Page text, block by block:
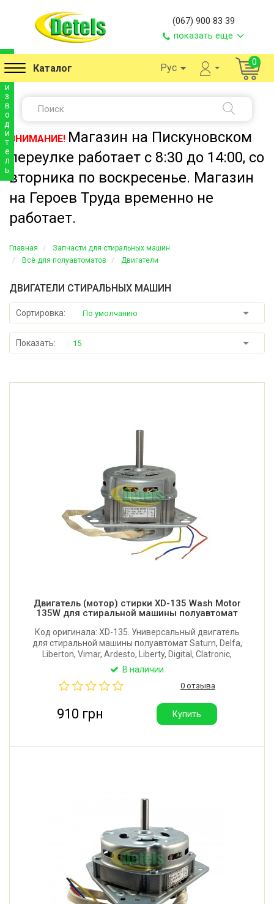
(067) 900 83 39
показать еще
Каталог Рус 0
ВНИМАНИЕ! Магазин на Пискуновском
переулке работает с 8:30 до 14:00, со
вторника по воскресенье. Магазин
на Героев Труда временно не
работает.
Главная
Запчасти для стиральных машин
Всё для полуавтоматов
Двигатели
ДВИГАТЕЛИ СТИРАЛЬНЫХ МАШИН
Сортировка: По умолчанию
Показать: 15
р
и
з
в
о
д
и
т
е
л
ь
Двигатель (мотор) стирки XD-135 Wash Motor
135W для стиральной машины полуавтомат
Код оригинала: XD-135. Универсальный двигатель
для стиральной машины полуавтомат Saturn, Delfa,
Liberton, Vimar, Ardesto, Liberty, Digital, Clatronic,
Grunhelm и других. Длина вала: 58 мм. Диаметр
Производитель: Китай.
В наличии
0 отзыва
910 грн Купить